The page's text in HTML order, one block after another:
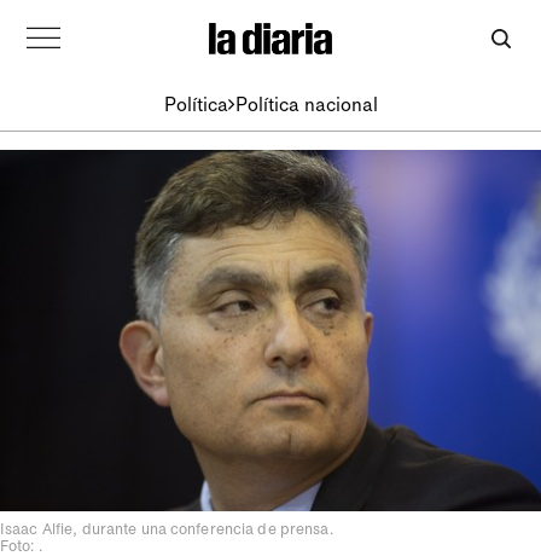
Política Política nacional
Isaac Alfie, durante una conferencia de prensa.
Foto: .